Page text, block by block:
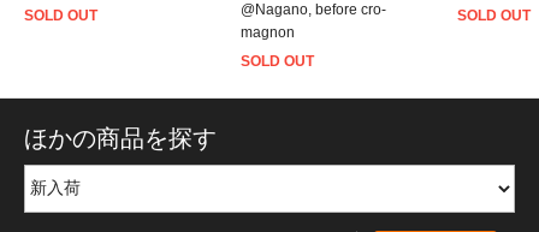
SOLD OUT
@Nagano, before cro-
magnon
SOLD OUT
SOLD OUT
ほかの商品を探す